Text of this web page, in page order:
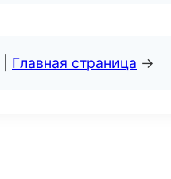
Главная страница →